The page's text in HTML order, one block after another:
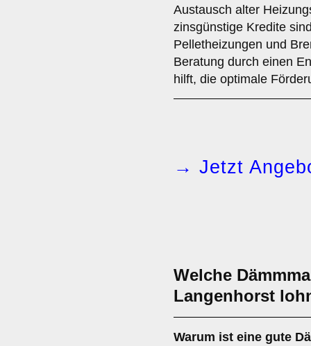
Austausch alter
zinsgünstige Kredite
Pelletheizungen und
Beratung durch einen
hilft, die optimale
→ Jetzt
Welche
Langenhorst
Warum ist eine gute